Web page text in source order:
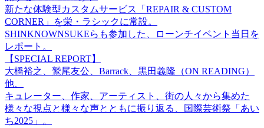
新たな体験型カスタムサービス「REPAIR & CUSTOM
CORNER」を栄・ラシックに常設。
SHINKNOWNSUKEらも参加した、ローンチイベント当日を
レポート。
【SPECIAL REPORT】
大橋裕之、鷲尾友公、Barrack、黒田義隆（ON READING）
他、
キュレーター、作家、アーティスト、街の人々から集めた
様々な視点と様々な声とともに振り返る、国際芸術祭「あい
ち2025」。